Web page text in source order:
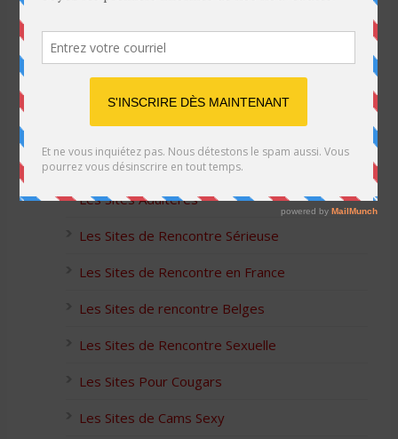
Listes des Sites de Rencontre
Les Sites Libertins
Les Apps pour les Couples Échangistes
Les Sites Adultères
Les Sites de Rencontre Sérieuse
Les Sites de Rencontre en France
Les Sites de rencontre Belges
Les Sites de Rencontre Sexuelle
Les Sites Pour Cougars
Les Sites de Cams Sexy